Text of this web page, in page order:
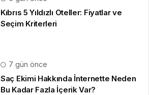
Kıbrıs 5 Yıldızlı Oteller: Fiyatlar ve
Seçim Kriterleri
7 gün önce
Saç Ekimi Hakkında İnternette Neden
Bu Kadar Fazla İçerik Var?